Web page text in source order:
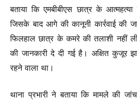
बताया कि एमबीबीएस छात्र के
जिसके बाद आगे की कानूनी कार्रवाई की
फिलहाल छात्र के कमरे की तलाशी नहीं
की जानकारी दे दी गई है। अक्षित कुजूर
रहने वाला था।
थाना प्रभारी ने बताया कि मामले की